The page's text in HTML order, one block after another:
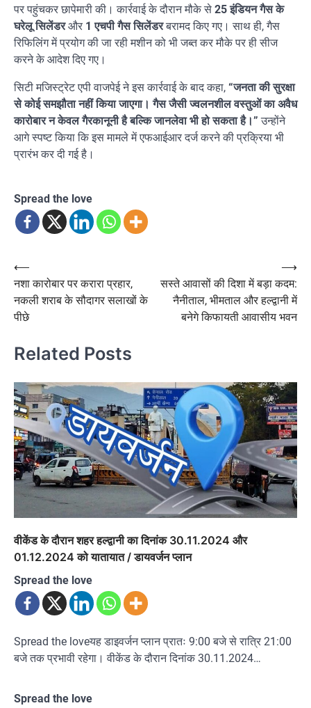
पर पहुंचकर छापेमारी की। कार्रवाई के दौरान मौके से 25 इंडियन गैस के
घरेलू सिलेंडरऔर 1 एचपी गैस सिलेंडरबरामद किए गए। साथ ही, गैस
रिफिलिंग में प्रयोग की जा रही मशीन को भी जब्त कर मौके पर ही सीज
करने के आदेश दिए गए।
सिटी मजिस्ट्रेट एपी वाजपेई ने इस कार्रवाई के बाद कहा, “जनता की सुरक्षा
से कोई समझौता नहीं किया जाएगा। गैस जैसी ज्वलनशील वस्तुओं का अवैध
कारोबार न केवल गैरकानूनी है बल्कि जानलेवा भी हो सकता है।” उन्होंने
आगे स्पष्ट किया कि इस मामले में एफआईआर दर्ज करने की प्रक्रिया भी
प्रारंभ कर दी गई है।
Spread the love
Post
navigation
⟵
नशा कारोबार पर करारा प्रहार,
नकली शराब के सौदागर सलाखों के
पीछे
सस्ते आवासों की दिशा में बड़ा कदम:
नैनीताल, भीमताल और हल्द्वानी में
बनेगे किफायती आवासीय भवन
⟶
Related Posts
वीकेंड के दौरान शहर हल्द्वानी का दिनांक 30.11.2024 और
01.12.2024 को यातायात / डायवर्जन प्लान
Spread the love
Spread the loveयह डाइवर्जन प्लान प्रातः 9:00 बजे से रात्रि 21:00
बजे तक प्रभावी रहेगा। वीकेंड के दौरान दिनांक 30.11.2024…
Spread the love